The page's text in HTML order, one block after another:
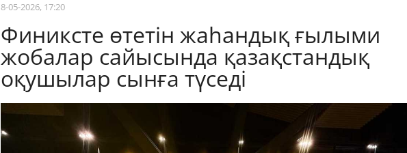
8-05-2026, 17:20
Финиксте өтетін жаһандық ғылыми
жобалар сайысында қазақстандық
оқушылар сынға түседі